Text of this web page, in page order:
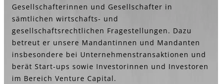
Gesellschafterinnen und Gesellschafter in
sämtlichen wirtschafts- und
gesellschaftsrechtlichen Fragestellungen. Dazu
betreut er unsere Mandantinnen und Mandanten
insbesondere bei Unternehmenstransaktionen und
berät Start-ups sowie Investorinnen und Investoren
im Bereich Venture Capital.